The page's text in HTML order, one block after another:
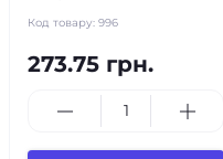
Код товару: 996
273.75 грн.